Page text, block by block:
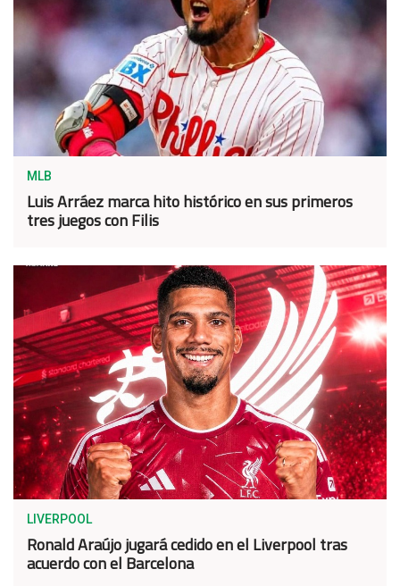
MLB
Luis Arráez marca hito histórico en sus primeros
tres juegos con Filis
LIVERPOOL
Ronald Araújo jugará cedido en el Liverpool tras
acuerdo con el Barcelona